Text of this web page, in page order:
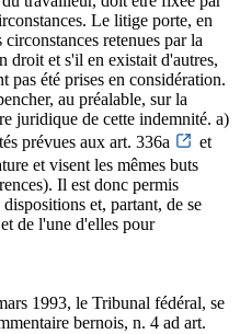
Le litige porte, en
retenues par la
droit et s'il en existait d'autres,
pas été prises en considération.
au préalable, sur la
juridique de cette indemnité. a)
prévues aux art. 336a
et
et visent les mêmes buts
Il est donc permis
et, partant, de se
de l'une d'elles pour
1993, le Tribunal fédéral, se
bernois, n. 4 ad art.